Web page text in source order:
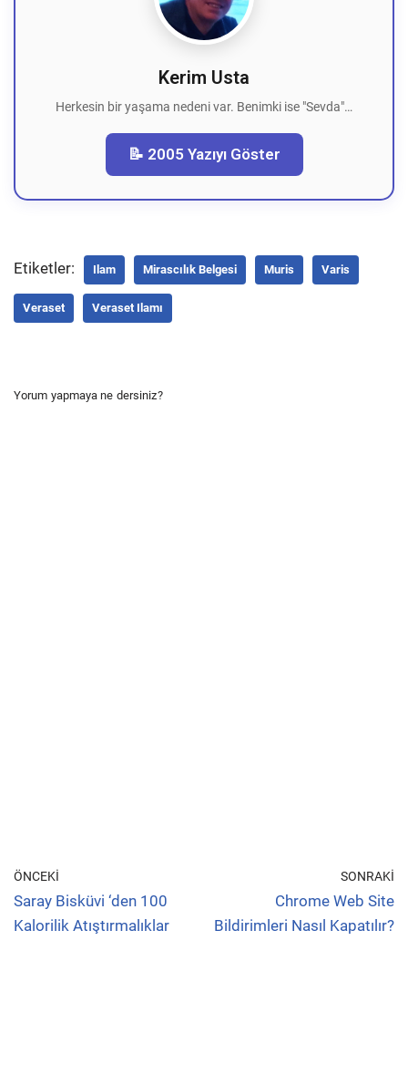
Kerim Usta
Herkesin bir yaşama nedeni var. Benimki ise "Sevda"…
📝 2005 Yazıyı Göster
Etiketler: Ilam Mirascılık Belgesi Muris Varis
Veraset Veraset Ilamı
Yorum yapmaya ne dersiniz?
ÖNCEKI
Saray Bisküvi ‘den 100
Kalorilik Atıştırmalıklar
SONRAKI
Chrome Web Site
Bildirimleri Nasıl Kapatılır?